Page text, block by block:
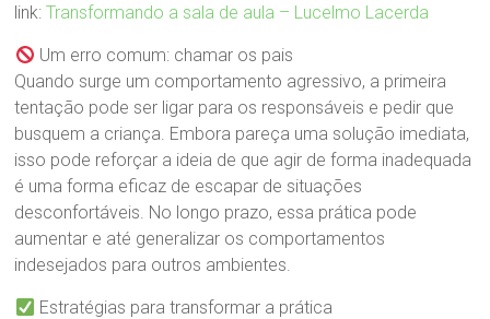
link:Transformando a sala de aula – Lucelmo Lacerda
Um erro comum: chamar os pais
Quando surge um comportamento agressivo, a primeira
tentação pode ser ligar para os responsáveis e pedir que
busquem a criança. Embora pareça uma solução imediata,
isso pode reforçar a ideia de que agir de forma inadequada
é uma forma eficaz de escapar de situações
desconfortáveis. No longo prazo, essa prática pode
aumentar e até generalizar os comportamentos
indesejados para outros ambientes.
Estratégias para transformar a prática